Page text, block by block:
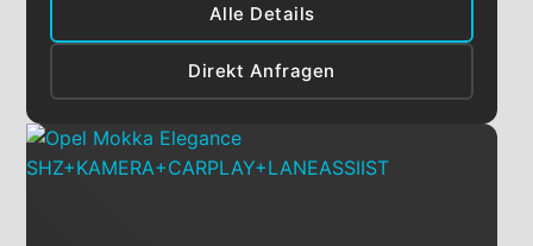
Alle Details
Direkt Anfragen